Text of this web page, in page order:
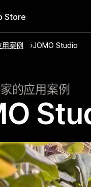
Store
用案例 JOMO Studio
的应用案例